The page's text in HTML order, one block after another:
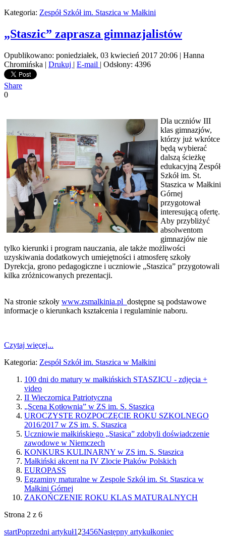
Kategoria: Zespół Szkół im. Staszica w Małkini
„Staszic” zaprasza gimnazjalistów
Opublikowano: poniedziałek, 03 kwiecień 2017 20:06 | Hanna
Chromińska | Drukuj | E-mail | Odsłony: 4396
Share
0
Dla uczniów III
klas gimnazjów,
którzy już wkrótce
będą wybierać
dalszą ścieżkę
edukacyjną Zespół
Szkół im. St.
Staszica w Małkini
Górnej
przygotował
interesującą ofertę.
Aby przybliżyć
absolwentom
gimnazjów nie
tylko kierunki i program nauczania, ale także możliwości
uzyskiwania dodatkowych umiejętności i atmosferę szkoły
Dyrekcja, grono pedagogiczne i uczniowie „Staszica” przygotowali
kilka zróżnicowanych prezentacji.
Na stronie szkoły www.zsmalkinia.pl dostępne są podstawowe
informacje o kierunkach kształcenia i regulaminie naboru.
Czytaj więcej...
Kategoria: Zespół Szkół im. Staszica w Małkini
100 dni do matury w małkińskich STASZICU - zdjęcia +
video
II Wieczornica Patriotyczna
„Scena Kotłownia” w ZS im. S. Staszica
UROCZYSTE ROZPOCZĘCIE ROKU SZKOLNEGO
2016/2017 w ZS im. S. Staszica
Uczniowie małkińskiego „Stasica” zdobyli doświadczenie
zawodowe w Niemczech
KONKURS KULINARNY w ZS im. S. Staszica
Małkiński akcent na IV Zlocie Ptaków Polskich
EUROPASS
Egzaminy maturalne w Zespole Szkół im. St. Staszica w
Małkini Górnej
ZAKOŃCZENIE ROKU KLAS MATURALNYCH
Strona 2 z 6
startPoprzedni artykuł1 23456Następny artykułkoniec